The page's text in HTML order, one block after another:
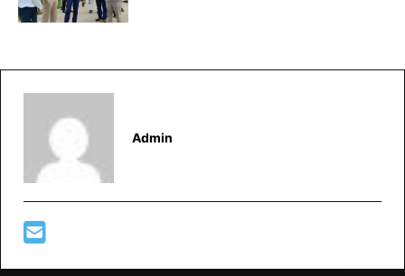
Admin